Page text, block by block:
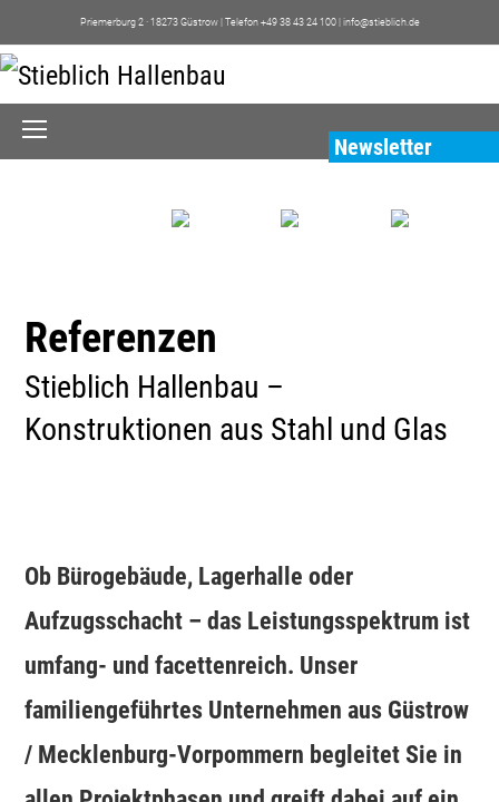
Newsletter
Priemerburg 2 · 18273 Güstrow | Telefon +49 38 43 24 100 | info@stieblich.de
Referenzen
Stieblich Hallenbau –
Konstruktionen aus Stahl und Glas
Ob Bürogebäude, Lagerhalle oder
Aufzugsschacht – das Leistungsspektrum ist
umfang- und facettenreich. Unser
familiengeführtes Unternehmen aus Güstrow
/ Mecklenburg-Vorpommern begleitet Sie in